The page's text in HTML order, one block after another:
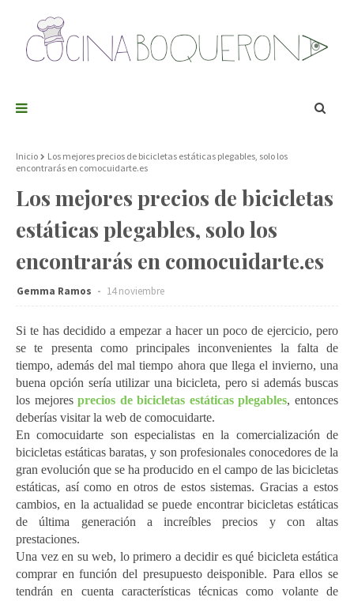
Inicio
Los mejores precios de bicicletas estáticas plegables, solo los
encontrarás en comocuidarte.es
Los mejores precios de bicicletas
estáticas plegables, solo los
encontrarás en comocuidarte.es
Gemma Ramos 14 noviembre
Si te has decidido a empezar a hacer un poco de ejercicio, pero
se te presenta como principales inconvenientes la falta de
tiempo, además del mal tiempo ahora que llega el invierno, una
buena opción sería utilizar una bicicleta, pero si además buscas
los mejoresprecios de bicicletas estáticas plegables, entonces
deberías visitar la web de comocuidarte.
En comocuidarte son especialistas en la comercialización de
bicicletas estáticas baratas, y son profesionales conocedores de la
gran evolución que se ha producido en el campo de las bicicletas
estáticas, así como en otros de estos sistemas. Gracias a estos
cambios, en la actualidad se puede encontrar bicicletas estáticas
de última generación a increíbles precios y con altas
prestaciones.
Una vez en su web, lo primero a decidir es qué bicicleta estática
comprar en función del presupuesto deisponible. Para ellos se
tendrán en cuenta características técnicas como volante de